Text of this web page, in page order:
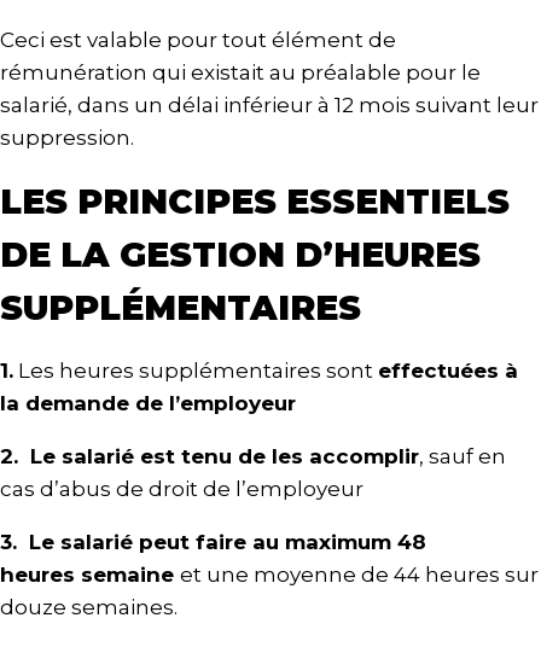
Ceci est valable pour tout élément de
rémunération qui existait au préalable pour le
salarié, dans un délai inférieur à 12 mois suivant leur
suppression.
LES PRINCIPES ESSENTIELS
DE LA GESTION D’HEURES
SUPPLÉMENTAIRES
1. Les heures supplémentaires sont effectuées à
la demande de l’employeur
2. Le salarié est tenu de les accomplir, sauf en
cas d’abus de droit de l’employeur
3. Le salarié peut faire au maximum 48
heures semaine et une moyenne de 44 heures sur
douze semaines.